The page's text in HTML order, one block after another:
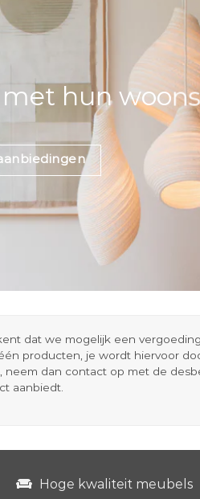
hun
dat we mogelijk een
producten, je wordt hiervoor
dan contact op met de
aanbiedt.
Hoge kwaliteit meubels